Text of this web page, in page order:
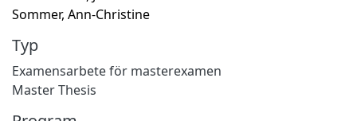
Sommer, Ann-Christine
Typ
Examensarbete för masterexamen
Master Thesis